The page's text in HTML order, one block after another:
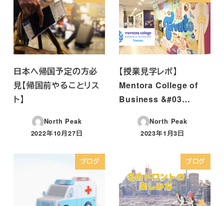
日本へ帰国予定の方必
見【帰国前やることリス
ト】
North Peak
投稿日
2022年10月27日
【授業見学レポ】
Mentora College of
Business &#03…
North Peak
投稿日
2023年1月3日
ブログ ブログ